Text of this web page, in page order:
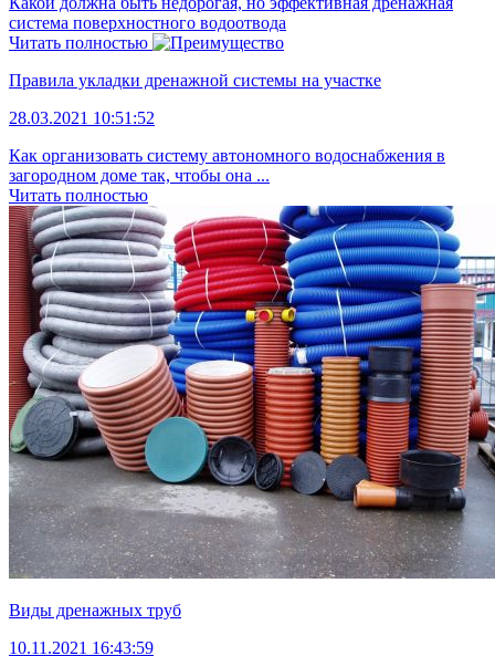
система поверхностного водоотвода
Читать полностью
Правила укладки дренажной системы на участке
28.03.2021 10:51:52
Как организовать систему автономного водоснабжения в
загородном доме так, чтобы она ...
Читать полностью
Виды дренажных труб
10.11.2021 16:43:59